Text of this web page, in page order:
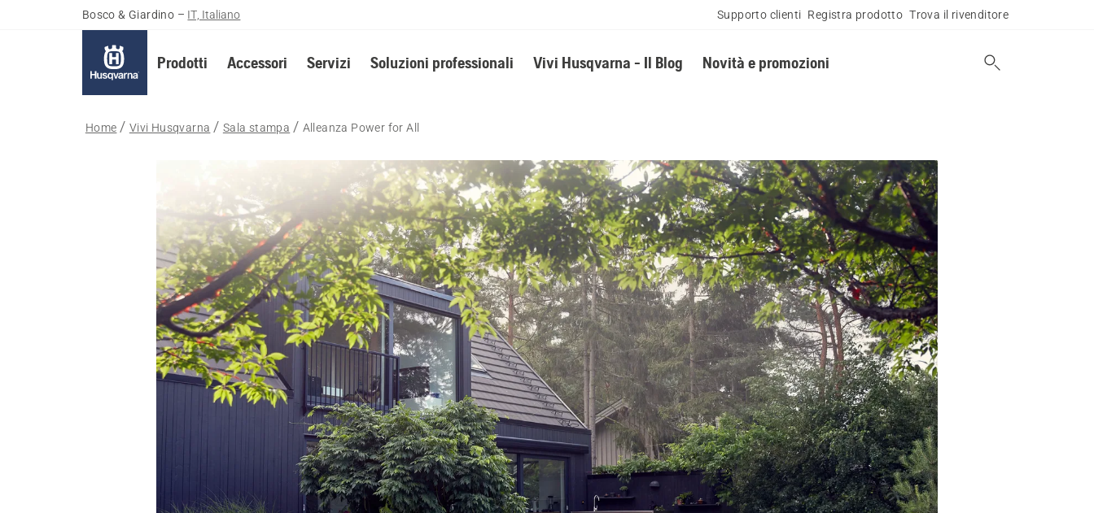
Bosco & Giardino – IT, Italiano Supporto clienti Registra prodotto Trova il rivenditore
Prodotti Accessori Servizi Soluzioni professionali Vivi Husqvarna - Il Blog Novità e promozioni
Home Vivi Husqvarna Sala stampa Alleanza Power for All